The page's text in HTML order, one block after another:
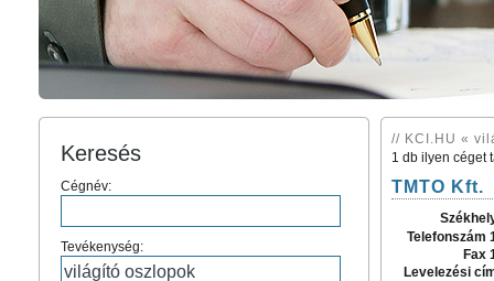
Keresés
Cégnév:
Tevékenység:
// KCI.HU «
1 db ilyen céget
TMTO Kft.
Telefonszám
Fax
Levelezési